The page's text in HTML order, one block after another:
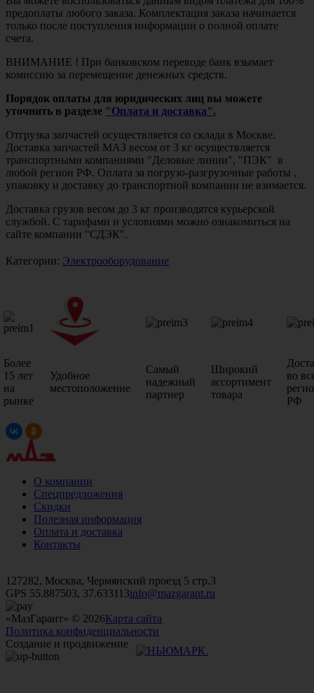
предоплаты любого заказа. Комплектация заказа начинается
только после поступления информации о полной оплате
счета.
ВНИМАНИЕ ! При банковском переводе банк взымает
комиссию за перемещение денежных средств.
Порядок оплаты для юридических лиц вы можете
уточнить в разделе "Оплата и доставка".
Отгрузка запчастей осуществляется со склада в Москве.
Доставка запчастей МАЗ весом от 3 кг осуществляется
транспортными компаниями "Деловые линии", "ПЭК" в
любой регион РФ. Оплата за погрузо-разгрузочные работы ,
упаковку и доставку до транспортной компании не взимается.
Доставка грузов весом до 3 кг производятся курьерской
службой. С тарифами и условиями можно ознакомиться на
сайте компании "СДЭК".
Категории: Электрооборудование
Более
15 лет
на
рынке
Удобное
местоположение
Самый
надежный
партнер
Широкий
ассортимент
товара
во
РФ
О компании
Спецпредложения
Скидки
Полезная информация
Оплата и доставка
Контакты
127282, Москва, Чермянский проезд 5 стр.3
GPS 55.887503, 37.633113info@mazgarant.ru
«МазГарант» © 2026Карта сайта
Политика конфиденциальности
Создание и продвижение